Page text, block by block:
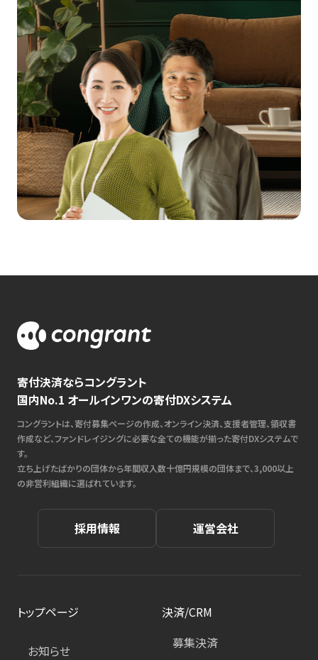
寄付決済ならコングラント
国内No.1 オールインワンの寄付DXシステム
コングラントは、寄付募集ページの作成、オンライン決済、支援者管理、領収書
作成など、ファンドレイジングに必要な全ての機能が揃った寄付DXシステムで
す。
立ち上げたばかりの団体から年間収入数十億円規模の団体まで、3,000以上
の非営利組織に選ばれています。
採用情報 運営会社
トップページ
お知らせ
決済/CRM
募集決済